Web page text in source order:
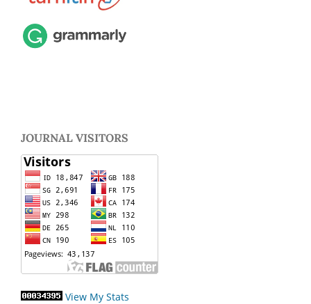
JOURNAL VISITORS
View My Stats